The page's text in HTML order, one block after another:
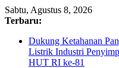
Sabtu, Agustus 8, 2026
Terbaru:
Dukung Ketahanan
Listrik Industri
HUT RI ke-81